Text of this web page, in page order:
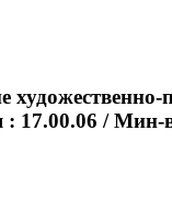
: 17.00.06 /